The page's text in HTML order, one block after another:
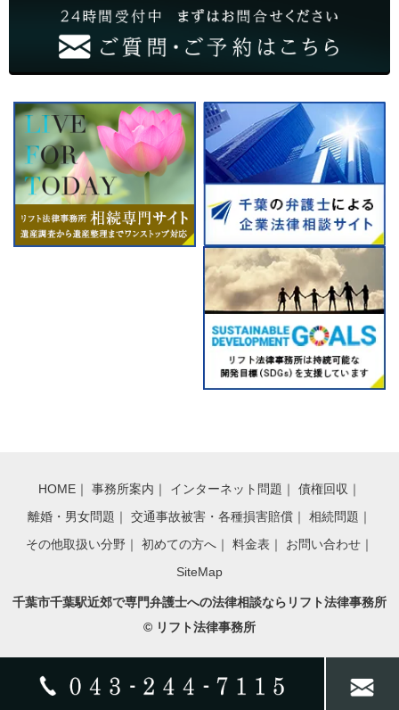
HOME ｜ 事務所案内 ｜ インターネット問題 ｜ 債権回収 ｜
離婚・男女問題 ｜ 交通事故被害・各種損害賠償 ｜ 相続問題 ｜
その他取扱い分野 ｜ 初めての方へ ｜ 料金表 ｜ お問い合わせ ｜
SiteMap
千葉市千葉駅近郊で専門弁護士への法律相談ならリフト法律事務所
© リフト法律事務所